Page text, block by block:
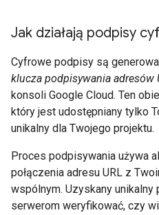
Jak działają podpisy
Cyfrowe podpisy są
klucza podpisywania adresów
konsoli Google Cloud. Ten
który jest udostępniany tylko
unikalny dla Twojego projektu.
Proces podpisywania używa
połączenia adresu URL z
wspólnym. Uzyskany
serwerom weryfikować, czy